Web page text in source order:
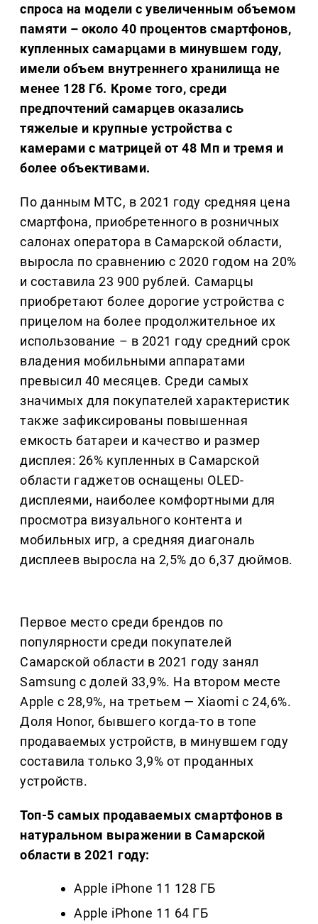
спроса на модели с увеличенным объемом
памяти – около 40 процентов смартфонов,
купленных самарцами в минувшем году,
имели объем внутреннего хранилища не
менее 128 Гб. Кроме того, среди
предпочтений самарцев оказались
тяжелые и крупные устройства с
камерами с матрицей от 48 Мп и тремя и
более объективами.
По данным МТС, в 2021 году средняя цена
смартфона, приобретенного в розничных
салонах оператора в Самарской области,
выросла по сравнению с 2020 годом на 20%
и составила 23 900 рублей. Самарцы
приобретают более дорогие устройства с
прицелом на более продолжительное их
использование – в 2021 году средний срок
владения мобильными аппаратами
превысил 40 месяцев. Среди самых
значимых для покупателей характеристик
также зафиксированы повышенная
емкость батареи и качество и размер
дисплея: 26% купленных в Самарской
области гаджетов оснащены OLED-
дисплеями, наиболее комфортными для
просмотра визуального контента и
мобильных игр, а средняя диагональ
дисплеев выросла на 2,5% до 6,37 дюймов.
Первое место среди брендов по
популярности среди покупателей
Самарской области в 2021 году занял
Samsung с долей 33,9%. На втором месте
Apple с 28,9%, на третьем — Xiaomi с 24,6%.
Доля Honor, бывшего когда-то в топе
продаваемых устройств, в минувшем году
составила только 3,9% от проданных
устройств.
Топ-5 самых продаваемых смартфонов в
натуральном выражении в Самарской
области в 2021 году:
Apple iPhone 11 128 ГБ
Apple iPhone 11 64 ГБ